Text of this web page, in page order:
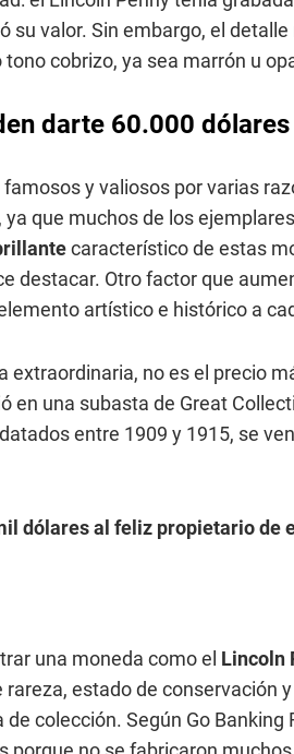
su valor. Sin embargo, el
cobrizo, ya sea marrón u
darte 60.000 dólares
y valiosos por varias
que muchos de los
característico de estas
destacar. Otro factor que
artístico e histórico a
extraordinaria, no es el precio
en una subasta de Great
entre 1909 y 1915, se
dólares al feliz propietario
una moneda como el Lincoln
estado de conservación
colección. Según Go Banking